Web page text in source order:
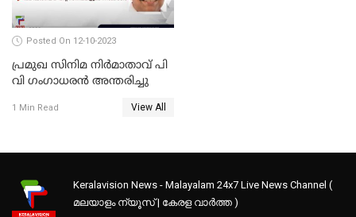
Posted On 12-10-2023
പ്രമുഖ സിനിമ നിർമാതാവ് പി
വി ഗംഗാധരൻ അന്തരിച്ചു
1 Min Read View All
Keralavision News - Malayalam 24x7 Live News Channel (
മലയാളം ന്യൂസ് | കേരള വാർത്ത )